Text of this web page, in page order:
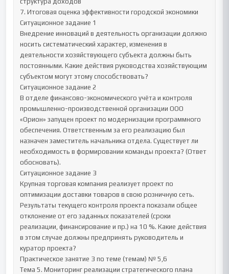
7. Итоговая оценка эффективности городской экономики
Ситуационное задание 1
Внедрение инноваций в деятельность организации должно
носить систематический характер, изменения в
деятельности хозяйствующего субъекта должны быть
постоянными. Какие действия руководства хозяйствующим
субъектом могут этому способствовать?
Ситуационное задание 2
В отделе финансово-экономического учёта и контроля
промышленно-производственной организации ООО
«Орион» запущен проект по модернизации программного
обеспечения. Ответственным за его реализацию был
назначен заместитель начальника отдела. Существует ли
необходимость в формировании команды проекта? (Ответ
обосновать).
Ситуационное задание 3
Крупная торговая компания реализует проект по
оптимизации доставки товаров в свою розничную сеть.
Результаты текущего контроля проекта показали общее
отклонение от его заданных показателей (сроки
реализации, финансирование и пр.) на 10 %. Какие действия
в этом случае должны предпринять руководитель и
куратор проекта?
Практическое занятие 3 по теме (темам) № 5,6
Тема 5. Мониторинг реализации стратегического плана